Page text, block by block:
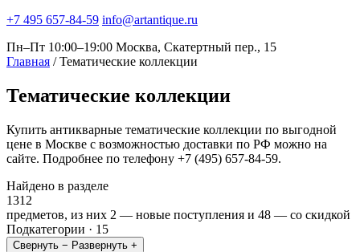
+7 495 657-84-59 info@artantique.ru
Пн–Пт 10:00–19:00 Москва, Скатертный пер., 15
Главная / Тематические коллекции
Тематические коллекции
Купить антикварные тематические коллекции по выгодной
цене в Москве с возможностью доставки по РФ можно на
сайте. Подробнее по телефону +7 (495) 657-84-59.
Найдено в разделе
1312
предметов, из них 2 — новые поступления и 48 — со скидкой
Подкатегории · 15
Свернуть − Развернуть +